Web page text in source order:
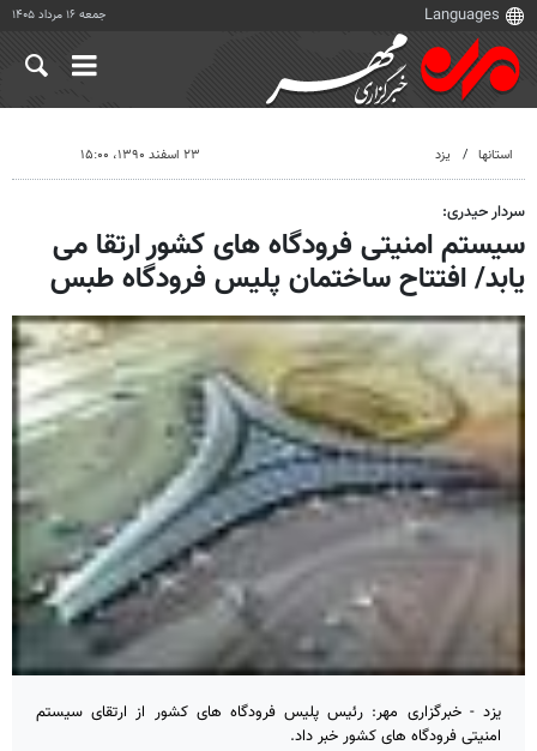
جمعه ۱۶ مرداد ۱۴۰۵
استانها یزد ۲۳ اسفند ۱۳۹۰، ۱۵:۰۰
سردار حیدری:
سیستم امنیتی فرودگاه های کشور ارتقا می
یابد/ افتتاح ساختمان پلیس فرودگاه طبس
یزد - خبرگزاری مهر: رئیس پلیس فرودگاه های کشور از ارتقای سیستم
امنیتی فرودگاه های کشور خبر داد.